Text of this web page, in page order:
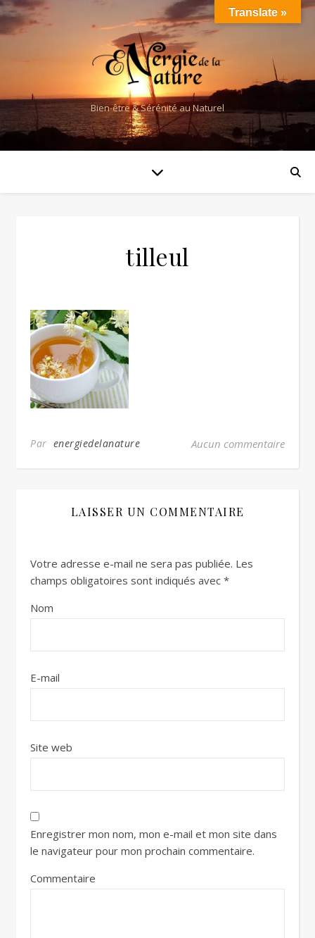
Bien-être & Sérénité au Naturel
tilleul
Par energiedelanature Aucun commentaire
LAISSER UN COMMENTAIRE
Votre adresse e-mail ne sera pas publiée. Les
champs obligatoires sont indiqués avec *
Nom
E-mail
Site web
Enregistrer mon nom, mon e-mail et mon site dans
le navigateur pour mon prochain commentaire.
Commentaire
Translate »